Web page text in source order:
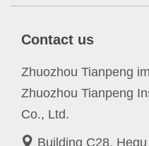
Contact us
Zhuozhou Tianpeng
Zhuozhou Tianpeng
Co., Ltd.
Building C28,